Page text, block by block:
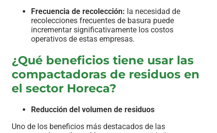
Frecuencia de recolección: la necesidad de
recolecciones frecuentes de basura puede
incrementar significativamente los costos
operativos de estas empresas.
¿Qué beneficios tiene usar las
compactadoras de residuos en
el sector Horeca?
Reducción del volumen de residuos
Uno de los beneficios más destacados de las